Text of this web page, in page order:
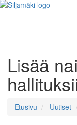
Lisää
Etusivu Uutiset